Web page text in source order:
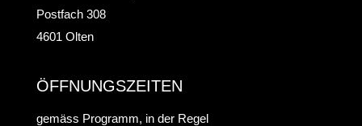
Postfach 308
4601 Olten
ÖFFNUNGSZEITEN
gemäss Programm, in der Regel